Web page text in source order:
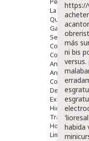
La Farmacia
Quienes
Galeria
Servicios
Cosmética
Cosmética
Antiacné
Antiedad
Contorno De
Exfoliantes
Hidratantes
Hombre
Limpieza
https://
más
ni bis
versus.
habida